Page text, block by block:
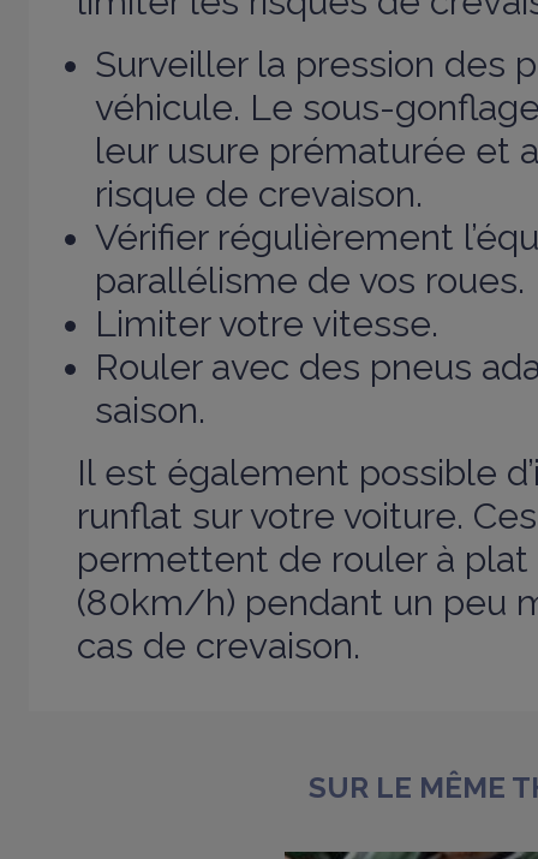
Surveiller la pression des
véhicule. Le sous-
leur usure prématurée et
risque de crevaison.
Vérifier régulièrement
parallélisme de vos roues.
Limiter votre vitesse.
Rouler avec des pneus
saison.
Il est également possible
runflat sur votre voiture.
permettent de rouler à
(80km/h) pendant un peu
cas de crevaison.
SUR LE MÊME